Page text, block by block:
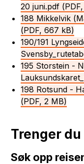
20 juni.pdf
188 Mikkelvik
(PDF, 667 kB)
190/191
195 Storstein -
198 Rotsund -
(PDF, 2 MB)
Trenger
Søk opp